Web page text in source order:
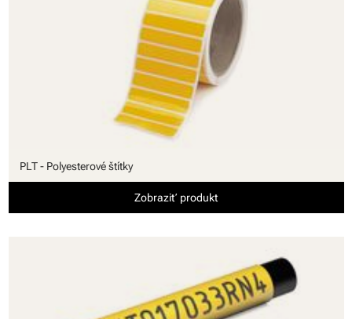
PLT - Polyesterové štítky
Zobraziť produkt